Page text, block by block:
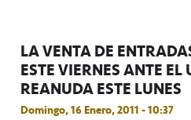
LA VENTA DE
ESTE VIERNES ANTE
REANUDA ESTE LUNES
Domingo, 16 Enero, 2011 - 10:37